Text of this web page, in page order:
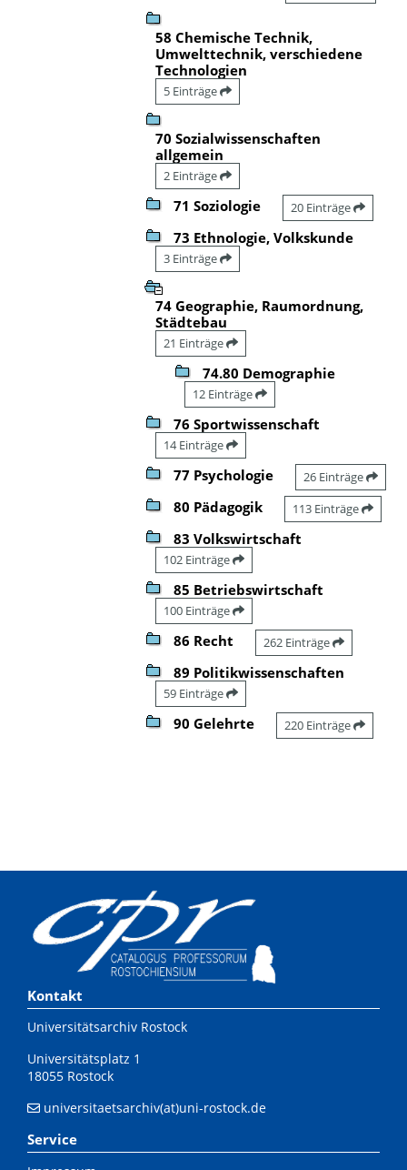
58 Chemische Technik,
Umwelttechnik, verschiedene
Technologien
5 Einträge
70 Sozialwissenschaften
allgemein
2 Einträge
71 Soziologie 20 Einträge
73 Ethnologie, Volkskunde
3 Einträge
74 Geographie, Raumordnung,
Städtebau
21 Einträge
74.80 Demographie
12 Einträge
76 Sportwissenschaft
14 Einträge
77 Psychologie 26 Einträge
80 Pädagogik 113 Einträge
83 Volkswirtschaft
102 Einträge
85 Betriebswirtschaft
100 Einträge
86 Recht 262 Einträge
89 Politikwissenschaften
59 Einträge
90 Gelehrte 220 Einträge
Kontakt
Universitätsarchiv Rostock
Universitätsplatz 1
18055 Rostock
universitaetsarchiv(at)uni-rostock.de
Service